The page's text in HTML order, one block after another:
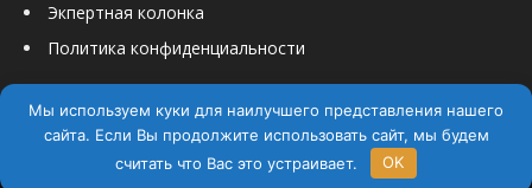
Экпертная колонка
Политика конфиденциальности
© PRO Шеринг
Мы используем куки для наилучшего представления нашего
сайта. Если Вы продолжите использовать сайт, мы будем
считать что Вас это устраивает.
OK